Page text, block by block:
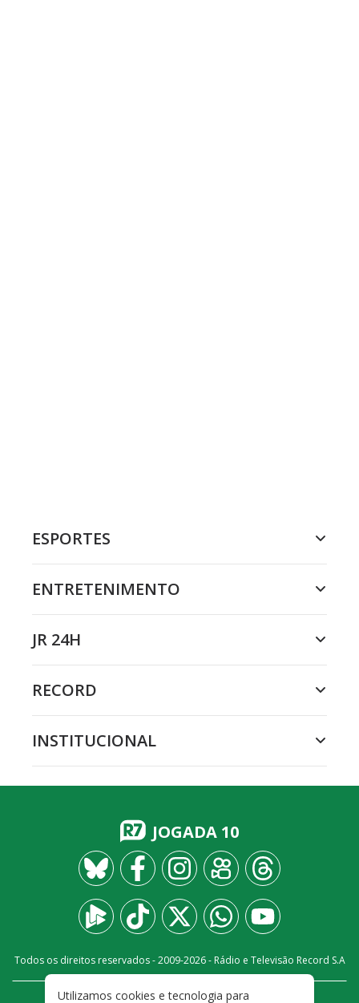
ESPORTES
ENTRETENIMENTO
JR 24H
RECORD
INSTITUCIONAL
JOGADA 10
Todos os direitos reservados - 2009-2026- Rádio e Televisão Record S.A
Utilizamos cookies e tecnologia para